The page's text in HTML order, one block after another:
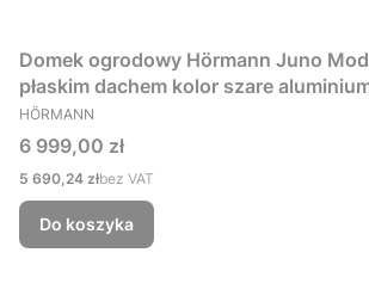
Domek ogrodowy Hörmann Juno
płaskim dachem kolor szare
229x181 cm
PRODUCENT
HÖRMANN
Cena
6 999,00 zł
Cena
5 690,24 złbez VAT
Do koszyka